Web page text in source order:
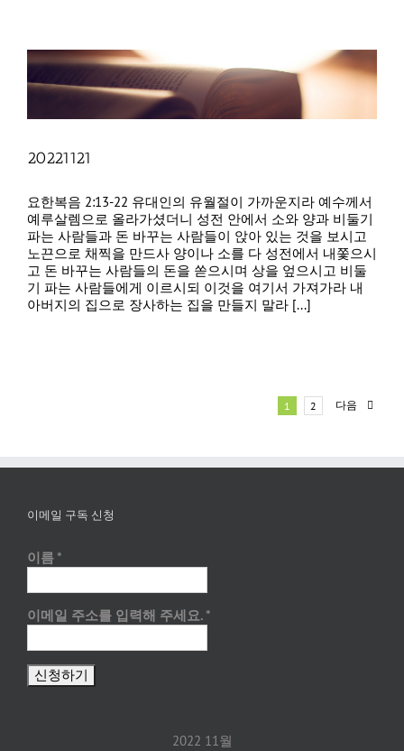
20221121
요한복음 2:13-22 유대인의 유월절이 가까운지라 예수께서
예루살렘으로 올라가셨더니 성전 안에서 소와 양과 비둘기
파는 사람들과 돈 바꾸는 사람들이 앉아 있는 것을 보시고
노끈으로 채찍을 만드사 양이나 소를 다 성전에서 내쫓으시
고 돈 바꾸는 사람들의 돈을 쏟으시며 상을 엎으시고 비둘
기 파는 사람들에게 이르시되 이것을 여기서 가져가라 내
아버지의 집으로 장사하는 집을 만들지 말라 [...]
1 2 다음
이메일 구독 신청
이름 *
이메일 주소를 입력해 주세요. *
2022 11월